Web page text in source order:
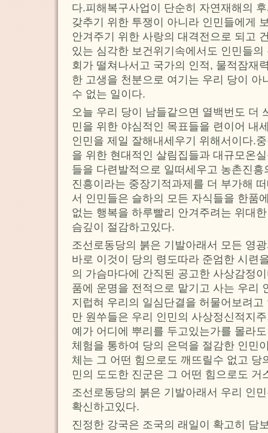
다.피해복구사업이 단순히 자연재해의
갖추기 위한 투쟁이 아니라 인민들에게
안겨주기 위한 사랑의 대격전으로 되고
있는 심각한 보건위기속에서도 인민들
회가 떨쳐나서고 국가의 인적, 물적잠재
한 고생을 천분으로 여기는 우리 당이 아
수 없는 일이다.
오늘 우리 당이 남들같으면 열백번도 더
민을 위한 야심적인 목표들을 련이어 내
인민을 제일 잘해내세우기 위해서이다.
을 위한 현대적인 살림집들과 대규모온
들을 다련발적으로 일떠세우고 농촌진
진흥이라는 중장기적과제를 더 부가해
서 인민들은 슬하의 모든 자식들을 한품
없는 행복을 하루빨리 안겨주려는 위대
슴깊이 절감하고있다.
조선로동당의 붉은 기발아래서 모든 영
바로 이것이 당의 령도따라 준엄한 시련
의 가슴마다에 간직된 공고한 사상감정
품에 운명을 전적으로 맡기고 사는 우리
지럽혀 우리의 일심단결을 허물어보려
만 원쑤들은 우리 인민의 사상정신적지
예가 어디에 뿌리를 두고있는가를 몰라
체험을 통하여 당의 은덕을 절감한 인민
체는 그 어떤 힘으로도 깨뜨릴수 없고 당
민의 도도한 진군은 그 어떤 힘으로도 거
조선로동당의 붉은 기발아래서 우리 인
확신하고있다.
진정한 강국은 조국의 래일이 확고히 담